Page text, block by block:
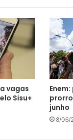
vagas
Sisu+
junho
8/06/